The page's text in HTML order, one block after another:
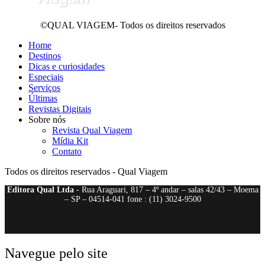
©QUAL VIAGEM- Todos os direitos reservados
Home
Destinos
Dicas e curiosidades
Especiais
Serviços
Últimas
Revistas Digitais
Sobre nós
Revista Qual Viagem
Mídia Kit
Contato
Todos os direitos reservados - Qual Viagem
Editora Qual Ltda- Rua Araguari, 817 – 4º andar – salas 42/43 – Moema
– SP – 04514-041 fone : (11) 3024-9500
Navegue pelo site